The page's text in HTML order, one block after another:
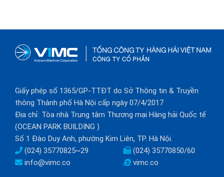
Giấy phép số 1365/GP-TTĐT do Sở Thông tin & Truyền
thông Thành phố Hà Nội cấp ngày 07/4/2017
Địa chỉ: Tòa nhà Trung tâm Thương mại Hàng hải Quốc tế
(OCEAN PARK BUILDING )
Số 1 Đào Duy Anh, phường Kim Liên, TP. Hà Nội.
(024) 35770825~29
(024) 35770850/60
info@vimc.co
vimc.co